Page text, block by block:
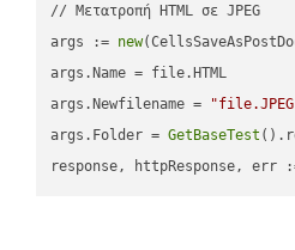
// Μετατροπή HTML σε JPEG
args := new
args.Name = file.HTML
args.Newfilename =
args.Folder = GetBaseTest
response, httpResponse, err